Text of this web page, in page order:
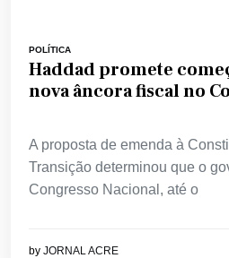
POLÍTICA
Haddad promete
nova âncora fiscal no
A proposta de emenda à
Transição determinou que o
Congresso Nacional, até o
by JORNAL ACRE